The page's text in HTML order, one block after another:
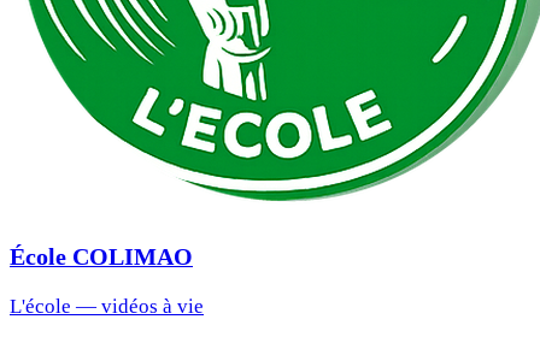
École COLIMAO
L'école — vidéos à vie